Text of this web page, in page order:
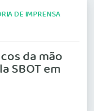
DE IMPRENSA
da mão
SBOT em